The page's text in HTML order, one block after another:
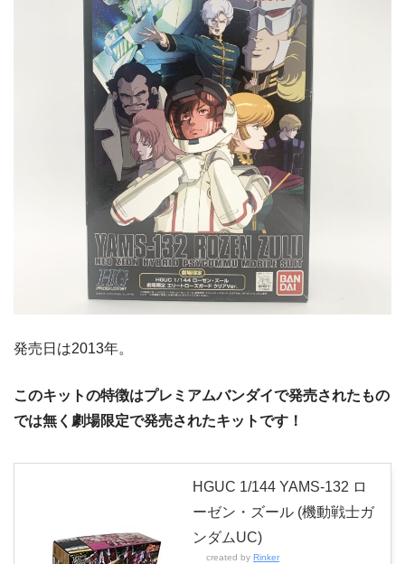
発売日は2013年。
このキットの特徴はプレミアムバンダイで発売されたもの
では無く劇場限定で発売されたキットです！
HGUC 1/144 YAMS-132 ロ
ーゼン・ズール (機動戦士ガ
ンダムUC)
created by Rinker